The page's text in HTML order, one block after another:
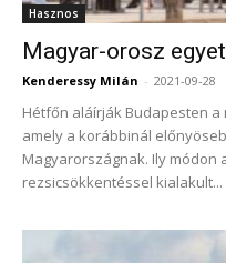
Hasznos
Magyar-orosz
Kenderessy Milán - 2021-09-28
Hétfőn aláírják Budapesten
amely a korábbinál
Magyarországnak. Ily módon
rezsicsökkentéssel kialakult...